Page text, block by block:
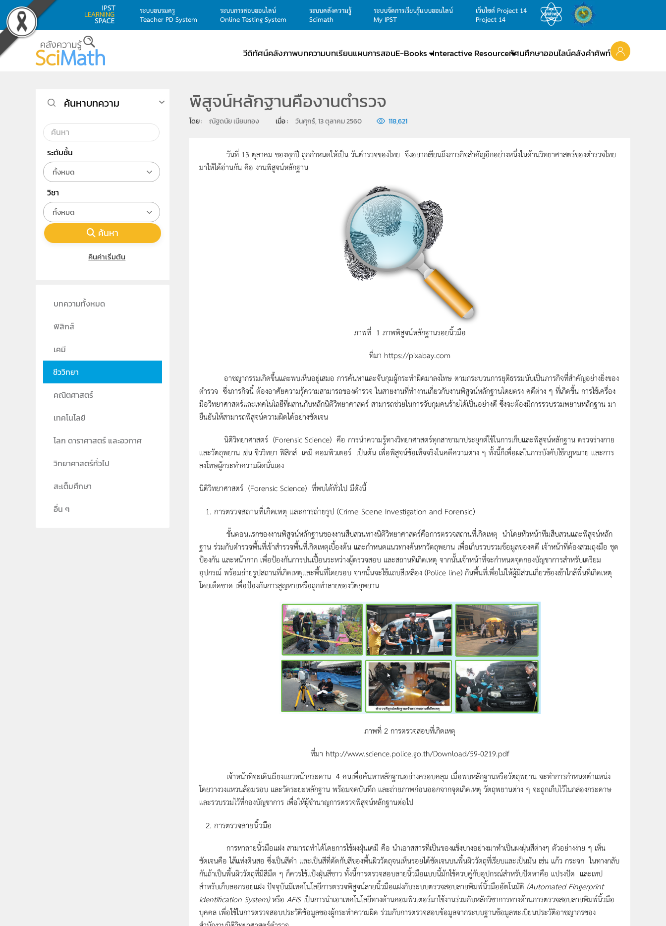
Skip to main content
ระบบอบรมครู
Teacher PD System
ระบบการสอบออนไลน์
Online Testing System
ระบบคลังความรู้
Scimath
ระบบจัดการเรียนรู้แบบออนไลน์
My IPST
เว็บไซต์ Project 14
Project 14
วีดิทัศน์คลังภาพบทความบทเรียนแผนการสอนE-Books Interactive Resourceทัศนศึกษาออนไลน์คลังคำศัพท์
พิสูจน์หลักฐานคืองานตำรวจ
โดย : ณัฐดนัย เนียมทอง เมื่อ : วันศุกร์, 13 ตุลาคม 2560 118,621
วันที่ 13 ตุลาคม ของทุกปี ถูกกำหนดให้เป็น วันตำรวจของไทย จึงอยากเขียนถึงภารกิจสำคัญอีกอย่างหนึ่งในด้านวิทยาศาสตร์ของตำรวจไทย
มาให้ได้อ่านกัน คือ งานพิสูจน์หลักฐาน
ภาพที่ 1 ภาพพิสูจน์หลักฐานรอยนิ้วมือ
ที่มา https://pixabay.com
อาชญากรรมเกิดขึ้นและพบเห็นอยู่เสมอ การค้นหาและจับกุมผู้กระทำผิดมาลงโทษ ตามกระบวนการยุติธรรมนับเป็นภารกิจที่สำคัญอย่างยิ่งของ
ตำรวจ ซึ่งภารกิจนี้ ต้องอาศัยความรู้ความสามารถของตำรวจ ในสายงานที่ทำงานเกี่ยวกับงานพิสูจน์หลักฐานโดยตรง คดีต่าง ๆ ที่เกิดขึ้น การใช้เครื่อง
มือวิทยาศาสตร์และเทคโนโลยีที่ผสานกับหลักนิติวิทยาศาสตร์ สามารถช่วยในการจับกุมคนร้ายได้เป็นอย่างดี ซึ่งจะต้องมีการรวบรวมพยานหลักฐาน มา
ยืนยันให้สามารถพิสูจน์ความผิดได้อย่างชัดเจน
นิติวิทยาศาสตร์ (Forensic Science) คือ การนำความรู้ทางวิทยาศาสตร์ทุกสาขามาประยุกต์ใช้ในการเก็บและพิสูจน์หลักฐาน ตรวจร่างกาย
และวัตถุพยาน เช่น ชีววิทยา ฟิสิกส์ เคมี คอมพิวเตอร์ เป็นต้น เพื่อพิสูจน์ข้อเท็จจริงในคดีความต่าง ๆ ทั้งนี้ก็เพื่อผลในการบังคับใช้กฎหมาย และการ
ลงโทษผู้กระทำความผิดนั่นเอง
นิติวิทยาศาสตร์ (Forensic Science) ที่พบได้ทั่วไป มีดังนี้
การตรวจสถานที่เกิดเหตุ และการถ่ายรูป (Crime Scene Investigation and Forensic)
ขั้นตอนแรกของงานพิสูจน์หลักฐานของงานสืบสวนทางนิติวิทยาศาสตร์คือการตรวจสถานที่เกิดเหตุ นำโดยหัวหน้าทีมสืบสวนและพิสูจน์หลัก
ฐาน ร่วมกับตำรวจพื้นที่เข้าสำรวจพื้นที่เกิดเหตุเบื้องต้น และกำหนดแนวทางค้นหาวัตถุพยาน เพื่อเก็บรวบรวมข้อมูลของคดี เจ้าหน้าที่ต้องสวมถุงมือ ชุด
ป้องกัน และหน้ากาก เพื่อป้องกันการปนเปื้อนระหว่างผู้ตรวจสอบ และสถานที่เกิดเหตุ จากนั้นเจ้าหน้าที่จะกำหนดจุดกองบัญชาการสำหรับเตรียม
อุปกรณ์ พร้อมถ่ายรูปสถานที่เกิดเหตุและพื้นที่โดยรอบ จากนั้นจะใช้แถบสีเหลือง (Police line) กันพื้นที่เพื่อไม่ให้ผู้มีส่วนเกี่ยวข้องเข้าใกล้พื้นที่เกิดเหตุ
โดยเด็ดขาด เพื่อป้องกันการสูญหายหรือถูกทำลายของวัตถุพยาน
ภาพที่ 2 การตรวจสอบที่เกิดเหตุ
ที่มา http://www.science.police.go.th/Download/59-0219.pdf
เจ้าหน้าที่จะเดินเรียงแถวหน้ากระดาน 4 คนเพื่อค้นหาหลักฐานอย่างครอบคลุม เมื่อพบหลักฐานหรือวัตถุพยาน จะทำการกำหนดตำแหน่ง
โดยวางวงแหวนล้อมรอบ และวัดระยะหลักฐาน พร้อมจดบันทึก และถ่ายภาพก่อนออกจากจุดเกิดเหตุ วัตถุพยานต่าง ๆ จะถูกเก็บไว้ในกล่องกระดาษ
และรวบรวมไว้ที่กองบัญชาการ เพื่อให้ผู้ชำนาญการตรวจพิสูจน์หลักฐานต่อไป
การตรวจลายนิ้วมือ
การหาลายนิ้วมือแฝง สามารถทำได้โดยการใช้ผงฝุ่นเคมี คือ นำเอาสสารที่เป็นของแข็งบางอย่างมาทำเป็นผงฝุ่นสีต่างๆ ตัวอย่างง่าย ๆ เห็น
ชัดเจนคือ ไส้แท่งดินสอ ซึ่งเป็นสีดำ และเป็นสีที่ตัดกับสีของพื้นผิววัตถุจนเห็นรอยได้ชัดเจนบนพื้นผิววัตถุที่เรียบและเป็นมัน เช่น แก้ว กระจก ในทางกลับ
กันถ้าเป็นพื้นผิววัตถุที่มีสีมืด ๆ ก็ควรใช้แป้งฝุ่นสีขาว ทั้งนี้การตรวจสอบลายนิ้วมือแบบนี้มักใช้ควบคู่กับอุปกรณ์สำหรับปัดหาคือ แปรงปัด และเทป
สำหรับเก็บลอกรอยแฝง ปัจจุบันมีเทคโนโลยีการตรวจพิสูจน์ลายนิ้วมือแฝงกับระบบตรวจสอบลายพิมพ์นิ้วมืออัตโนมัติ (Automated Fingerprint
Identification System)หรือ AFISเป็นการนำเอาเทคโนโลยีทางด้านคอมพิวเตอร์มาใช้งานร่วมกับหลักวิชาการทางด้านการตรวจสอบลายพิมพ์นิ้วมือ
บุคคล เพื่อใช้ในการตรวจสอบประวัติข้อมูลของผู้กระทำความผิด ร่วมกับการตรวจสอบข้อมูลจากระบบฐานข้อมูลทะเบียนประวัติอาชญากรของ
ค้นหาบทความ
ระดับชั้น
ทั้งหมด
วิชา
ทั้งหมด
ค้นหา
คืนค่าเริ่มต้น
บทความทั้งหมด
ฟิสิกส์
เคมี
ชีววิทยา
คณิตศาสตร์
เทคโนโลยี
โลก ดาราศาสตร์ และอวกาศ
วิทยาศาสตร์ทั่วไป
สะเต็มศึกษา
อื่น ๆ